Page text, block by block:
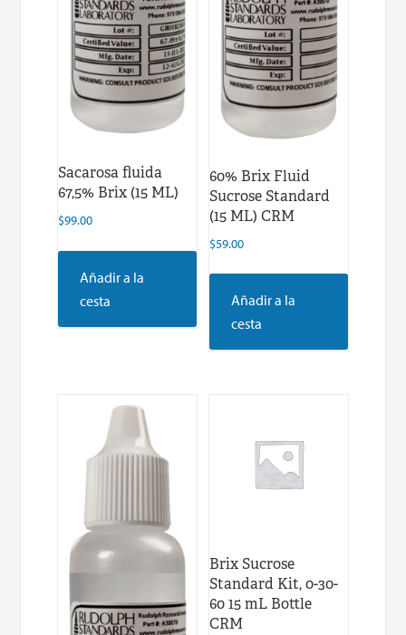
Sacarosa fluida
67,5% Brix (15 ML)
$99.00
Añadir a la
cesta
60% Brix Fluid
Sucrose Standard
(15 ML) CRM
$59.00
Añadir a la
cesta
Brix Sucrose
Standard Kit, 0-30-
60 15 mL Bottle
CRM